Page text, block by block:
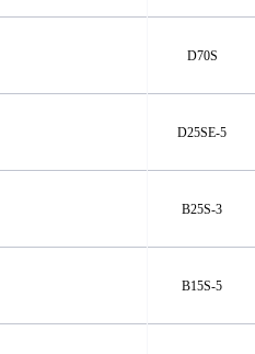
D70S
D25SE-5
B25S-3
B15S-5